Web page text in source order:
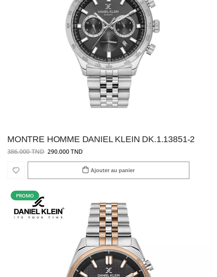
MONTRE HOMME DANIEL KLEIN DK.1.13851-2
386.000 TND 290.000 TND
Ajouter au panier
PROMO